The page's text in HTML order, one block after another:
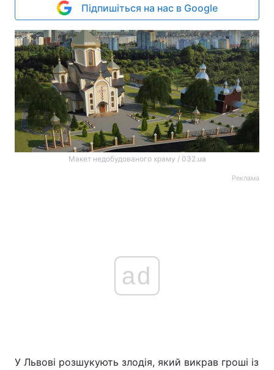
Підпишіться на нас в Google
Макет недобудованого храму / 032.ua
Реклама
ad
У Львові розшукують злодія, який викрав гроші із